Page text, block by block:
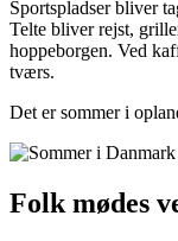
Sportspladser bliver
Telte bliver rejst,
hoppeborgen. Ved
tværs.
Det er sommer i
Folk mødes